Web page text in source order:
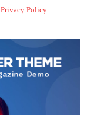
Privacy Policy.